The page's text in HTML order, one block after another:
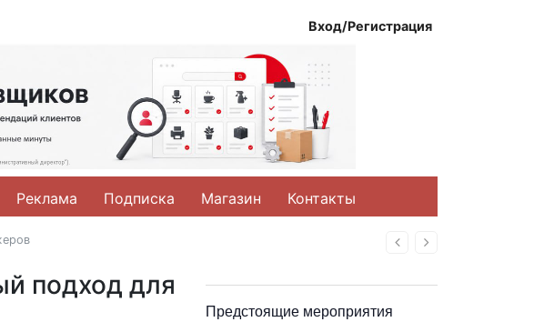
Вход/Регистрация
Реклама Подписка Магазин Контакты
НазадВперед
подход для
Предстоящие мероприятия